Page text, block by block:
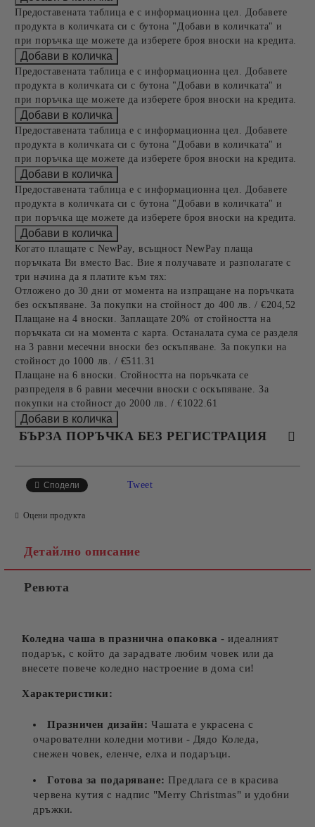
Предоставената таблица е с информационна цел. Добавете
продукта в количката си с бутона "Добави в количката" и
при поръчка ще можете да изберете броя вноски на кредита.
Предоставената таблица е с информационна цел. Добавете
продукта в количката си с бутона "Добави в количката" и
при поръчка ще можете да изберете броя вноски на кредита.
Предоставената таблица е с информационна цел. Добавете
продукта в количката си с бутона "Добави в количката" и
при поръчка ще можете да изберете броя вноски на кредита.
Предоставената таблица е с информационна цел. Добавете
продукта в количката си с бутона "Добави в количката" и
при поръчка ще можете да изберете броя вноски на кредита.
Когато плащате с NewPay, всъщност NewPay плаща
поръчката Ви вместо Вас. Вие я получавате и разполагате с
три начина да я платите към тях:
Отложено до 30 дни от момента на изпращане на поръчката
без оскъпяване. За покупки на стойност до 400 лв. / €204,52
Плащане на 4 вноски. Заплащате 20% от стойността на
поръчката си на момента с карта. Останалата сума се разделя
на 3 равни месечни вноски без оскъпяване. За покупки на
стойност до 1000 лв. / €511.31
Плащане на 6 вноски. Стойността на поръчката се
разпределя в 6 равни месечни вноски с оскъпяване. За
покупки на стойност до 2000 лв. / €1022.61
БЪРЗА ПОРЪЧКА БЕЗ РЕГИСТРАЦИЯ
Сподели Tweet
Оцени продукта
Детайлно описание
Ревюта
Коледна чаша в празнична опаковка - идеалният
подарък, с който да зарадвате любим човек или да
внесете повече коледно настроение в дома си!
Характеристики:
Празничен дизайн: Чашата е украсена с
очарователни коледни мотиви - Дядо Коледа,
снежен човек, еленче, елха и подаръци.
Готова за подаряване: Предлага се в красива
червена кутия с надпис "Merry Christmas" и удобни
дръжки.